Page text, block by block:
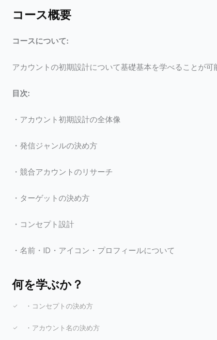
コース概要
コースについて:
アカウントの初期設計について基礎基本を学べることが可
目次:
・アカウント初期設計の全体像
・発信ジャンルの決め方
・競合アカウントのリサーチ
・ターゲットの決め方
・コンセプト設計
・名前・ID・アイコン・プロフィールについて
何を学ぶか？
・コンセプトの決め方
・アカウント名の決め方